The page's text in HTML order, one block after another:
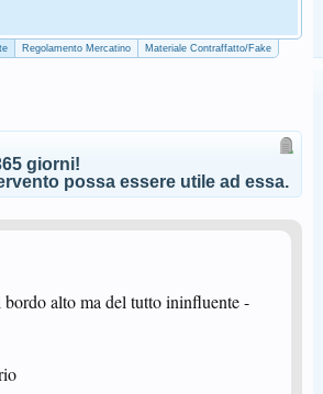
Regolamento Mercatino Materiale Contraffatto/Fake
giorni!
possa essere utile ad essa.
alto ma del tutto ininfluente -